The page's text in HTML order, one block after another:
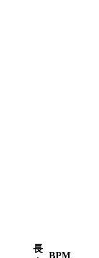
長
BPM